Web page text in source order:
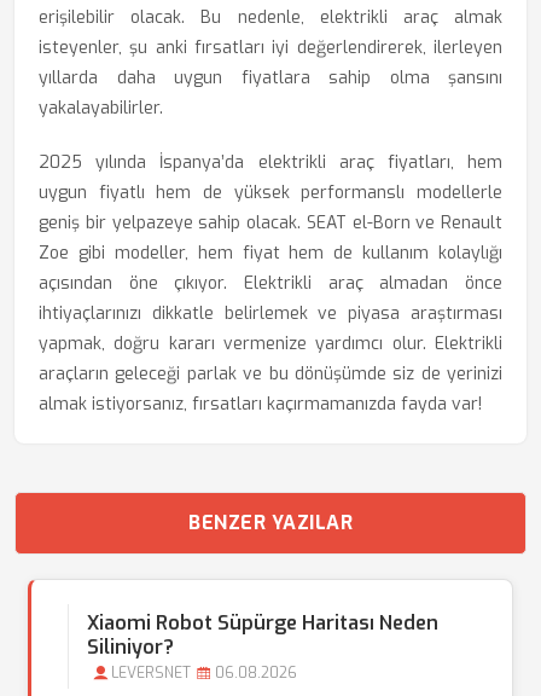
erişilebilir olacak. Bu nedenle, elektrikli araç almak
isteyenler, şu anki fırsatları iyi değerlendirerek, ilerleyen
yıllarda daha uygun fiyatlara sahip olma şansını
yakalayabilirler.
2025 yılında İspanya’da elektrikli araç fiyatları, hem
uygun fiyatlı hem de yüksek performanslı modellerle
geniş bir yelpazeye sahip olacak. SEAT el-Born ve Renault
Zoe gibi modeller, hem fiyat hem de kullanım kolaylığı
açısından öne çıkıyor. Elektrikli araç almadan önce
ihtiyaçlarınızı dikkatle belirlemek ve piyasa araştırması
yapmak, doğru kararı vermenize yardımcı olur. Elektrikli
araçların geleceği parlak ve bu dönüşümde siz de yerinizi
almak istiyorsanız, fırsatları kaçırmamanızda fayda var!
BENZER YAZILAR
Xiaomi Robot Süpürge Haritası Neden
Siliniyor?
LEVERSNET 06.08.2026